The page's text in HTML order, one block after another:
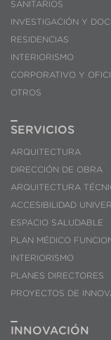
SANITARIOS
INVESTIGACIÓN Y
RESIDENCIAS
INTERIORISMO
CORPORATIVO Y
OTROS
SERVICIOS
ARQUITECTURA
DIRECCIÓN DE OBRA
ARQUITECTURA
ACCESIBILIDAD
ESPACIO SALUDABLE
PLAN MÉDICO
INTERIORISMO
PLANES DIRECTORES
PROYECTOS DE
INNOVACIÓN